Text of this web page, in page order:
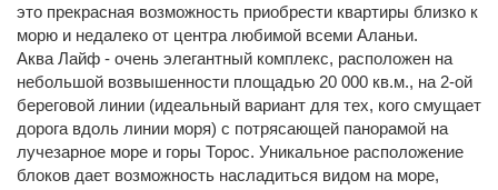
это прекрасная возможность приобрести квартиры близко к
морю и недалеко от центра любимой всеми Аланьи.
Аква Лайф - очень элегантный комплекс, расположен на
небольшой возвышенности площадью 20 000 кв.м., на 2-ой
береговой линии (идеальный вариант для тех, кого смущает
дорога вдоль линии моря) с потрясающей панорамой на
лучезарное море и горы Торос. Уникальное расположение
блоков дает возможность насладиться видом на море,